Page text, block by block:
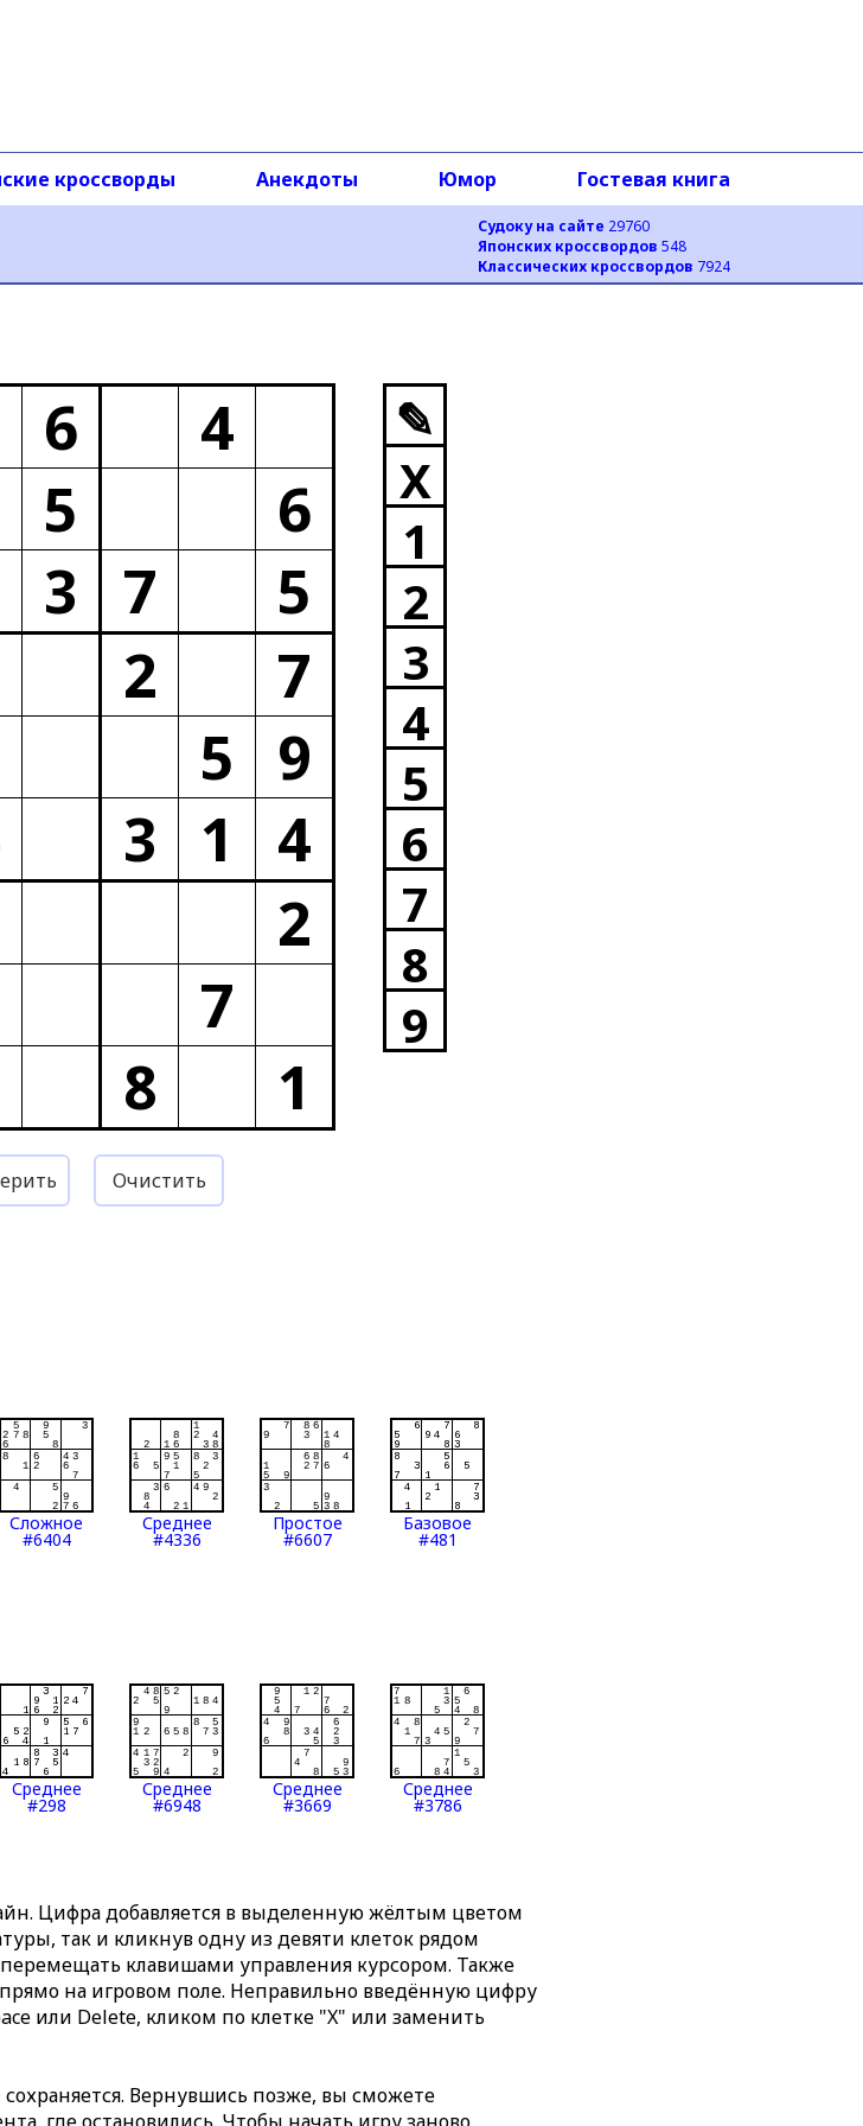
Судоку на сайте 29760
Японских кроссвордов 548
Классических кроссвордов 7924
кроссворды Анекдоты Юмор Гостевая книга
6
4
5
6
3 7
5
2
7
5
9
3 1
4
2
7
8 1
✎
X
1
2
3
4
5
6
7
8
9
Очистить
Сложное
#6404
Среднее
#4336
Простое
#6607
Базовое
#481
Среднее
#298
Среднее
#6948
Среднее
#3669
Среднее
#3786
Цифра добавляется в выделенную жёлтым цветом
так и кликнув одну из девяти клеток рядом
клавишами управления курсором. Также
на игровом поле. Неправильно введённую цифру
или Delete, кликом по клетке "X" или заменить
Вернувшись позже, вы сможете